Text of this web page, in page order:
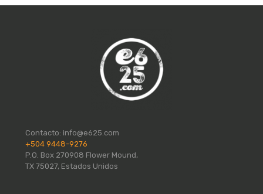
Contacto: info@e625.com
+504 9448-9276
P.O. Box 270908 Flower Mound,
TX 75027, Estados Unidos